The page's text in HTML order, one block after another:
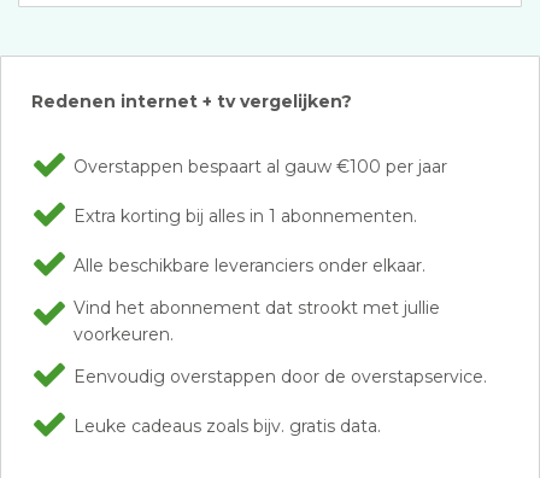
Redenen internet + tv vergelijken?
Overstappen bespaart al gauw €100 per jaar
Extra korting bij alles in 1 abonnementen.
Alle beschikbare leveranciers onder elkaar.
Vind het abonnement dat strookt met jullie
voorkeuren.
Eenvoudig overstappen door de overstapservice.
Leuke cadeaus zoals bijv. gratis data.